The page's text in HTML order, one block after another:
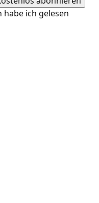
habe ich gelesen